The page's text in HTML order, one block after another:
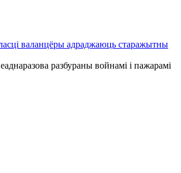
валанцёры адраджаюць старажытны
разбураны войнамі і пажарамі